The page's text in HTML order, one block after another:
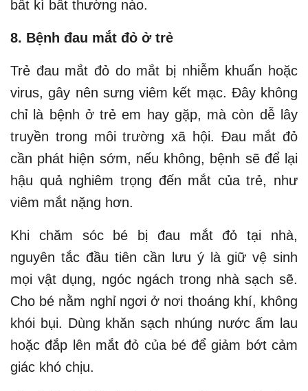
bất kì bất thường nào.
8. Bệnh đau mắt đỏ ở trẻ
Trẻ đau mắt đỏ do mắt bị nhiễm khuẩn hoặc
virus, gây nên sưng viêm kết mạc. Đây không
chỉ là bệnh ở trẻ em hay gặp, mà còn dễ lây
truyền trong môi trường xã hội. Đau mắt đỏ
cần phát hiện sớm, nếu không, bệnh sẽ để lại
hậu quả nghiêm trọng đến mắt của trẻ, như
viêm mắt nặng hơn.
Khi chăm sóc bé bị đau mắt đỏ tại nhà,
nguyên tắc đầu tiên cần lưu ý là giữ vệ sinh
mọi vật dụng, ngóc ngách trong nhà sạch sẽ.
Cho bé nằm nghỉ ngơi ở nơi thoáng khí, không
khói bụi. Dùng khăn sạch nhúng nước ấm lau
hoặc đắp lên mắt đỏ của bé để giảm bớt cảm
giác khó chịu.